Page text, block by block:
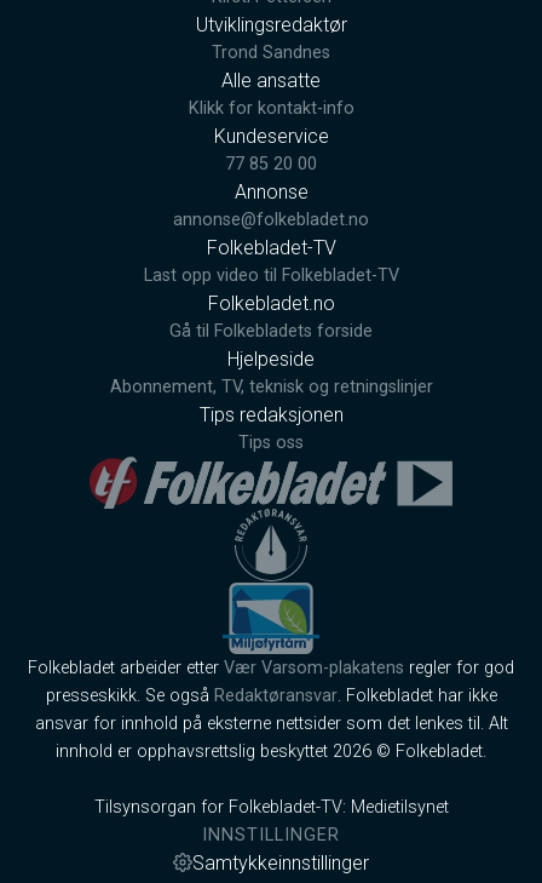
Utviklingsredaktør
Trond Sandnes
Alle ansatte
Klikk for kontakt-info
Kundeservice
77 85 20 00
Annonse
annonse@folkebladet.no
Folkebladet-TV
Last opp video til Folkebladet-TV
Folkebladet.no
Gå til Folkebladets forside
Hjelpeside
Abonnement, TV, teknisk og retningslinjer
Tips redaksjonen
Tips oss
Folkebladet arbeider etter Vær Varsom-plakatens regler for god
presseskikk. Se også Redaktøransvar. Folkebladet har ikke
ansvar for innhold på eksterne nettsider som det lenkes til. Alt
innhold er opphavsrettslig beskyttet 2026 © Folkebladet.
Tilsynsorgan for Folkebladet-TV: Medietilsynet
INNSTILLINGER
Samtykkeinnstillinger